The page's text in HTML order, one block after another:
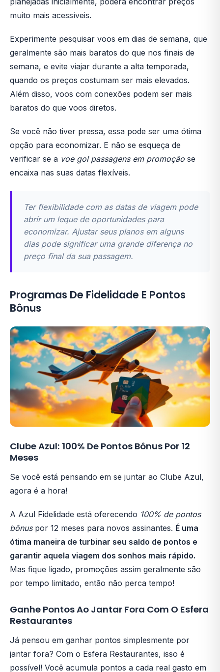
muito mais acessíveis.
Experimente pesquisar voos em dias de semana, que
geralmente são mais baratos do que nos finais de
semana, e evite viajar durante a alta temporada,
quando os preços costumam ser mais elevados.
Além disso, voos com conexões podem ser mais
baratos do que voos diretos.
Se você não tiver pressa, essa pode ser uma ótima
opção para economizar. E não se esqueça de
verificar se a voe gol passagens em promoção se
encaixa nas suas datas flexíveis.
Ter flexibilidade com as datas de viagem pode
abrir um leque de oportunidades para
economizar. Ajustar seus planos em alguns
dias pode significar uma grande diferença no
preço final da sua passagem.
Programas De Fidelidade E Pontos
Bônus
Clube Azul: 100% De Pontos Bônus Por 12
Meses
Se você está pensando em se juntar ao Clube Azul,
agora é a hora!
A Azul Fidelidade está oferecendo 100% de pontos
bônuspor 12 meses para novos assinantes. É uma
ótima maneira de turbinar seu saldo de pontos e
garantir aquela viagem dos sonhos mais rápido.
Mas fique ligado, promoções assim geralmente são
por tempo limitado, então não perca tempo!
Ganhe Pontos Ao Jantar Fora Com O Esfera
Restaurantes
Já pensou em ganhar pontos simplesmente por
jantar fora? Com o Esfera Restaurantes, isso é
possível! Você acumula pontos a cada real gasto em